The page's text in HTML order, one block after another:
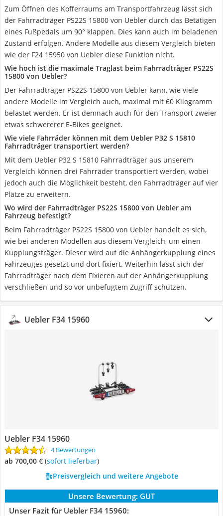
Zum Öffnen des Kofferraums am Transportfahrzeug lässt sich
der Fahrradträger PS22S 15800 von Uebler durch das Betätigen
eines Fußpedals um 90° klappen. Dies kann auch im beladenen
Zustand erfolgen. Andere Modelle aus diesem Vergleich bieten
wie der F24 15950 von Uebler diese Funktion nicht.
Wie hoch ist die maximale Traglast beim Fahrradträger PS22S
15800 von Uebler?
Der Fahrradträger PS22S 15800 von Uebler kann, wie viele
andere Modelle im Vergleich auch, maximal mit 60 Kilogramm
belastet werden. Er ist demnach auch für den Transport zweier
etwas schwererer E-Bikes geeignet.
Wie viele Fahrräder können mit dem Uebler P32 S 15810
Fahrradträger transportiert werden?
Mit dem Uebler P32 S 15810 Fahrradträger aus unserem
Vergleich können drei Fahrräder transportiert werden, wobei
jedoch auch die Möglichkeit besteht, den Fahrradträger auf vier
Plätze zu erweitern.
Wo wird der Fahrradträger PS22S 15800 von Uebler am
Fahrzeug befestigt?
Beim Fahrradträger PS22S 15800 von Uebler handelt es sich,
wie bei anderen Modellen aus diesem Vergleich, um einen
Kupplungsträger. Dieser wird auf die Anhängerkupplung eines
Fahrzeuges gesetzt und dort fixiert. Weiterhin lässt sich der
Fahrradträger nach dem Fixieren auf der Anhängerkupplung
verschließen und so vor unbefugtem Zugriff schützen.
Uebler F34 15960
Uebler F34 15960
4 Bewertungen
ab 700,00 € ( Sofort lieferbar)
Preisvergleich und weitere Angebote
Unsere Bewertung: GUT
Unser Fazit für Uebler F34 15960: